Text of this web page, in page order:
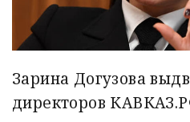
Зарина Догузова
директоров